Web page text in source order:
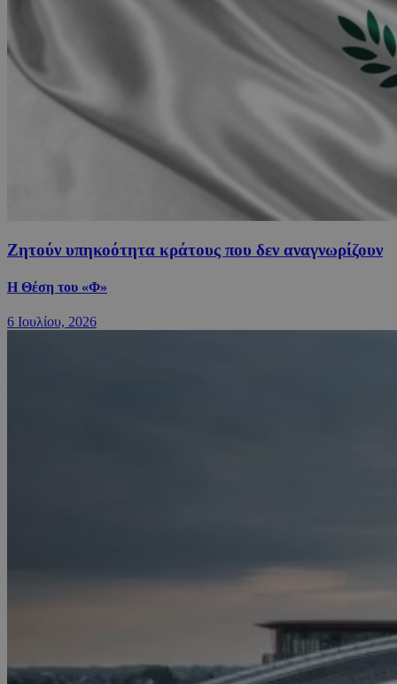
Ζητούν υπηκοότητα κράτους που δεν αναγνωρίζουν
Η Θέση του «Φ»
6 Ιουλίου, 2026